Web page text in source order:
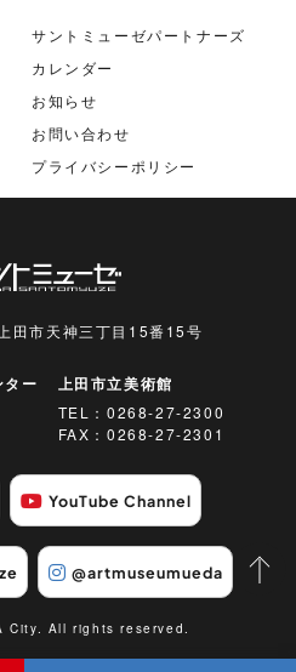
サントミューゼパートナーズ
カレンダー
お知らせ
お問い合わせ
プライバシーポリシー
田市天神三丁目15番15号
ー 上田市立美術館
TEL： 0268-27-2300
FAX：0268-27-2301
YouTube Channel
@artmuseumueda
City. All rights reserved.